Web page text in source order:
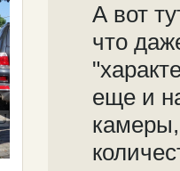
А вот
что
еще и